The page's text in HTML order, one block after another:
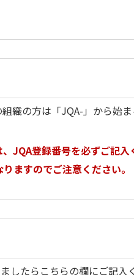
織の方は「JQA-」から始ま
JQA登録番号を必ずご記入
ますのでご注意ください。
したらこちらの欄にご記入